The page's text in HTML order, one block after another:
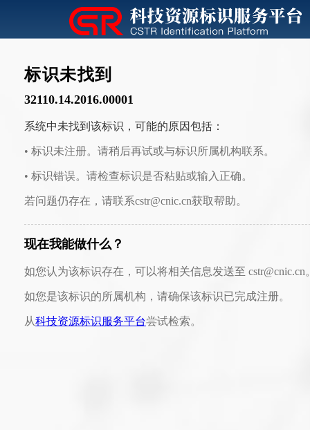
标识未找到
32110.14.2016.00001
系统中未找到该标识，可能的原因包括：
• 标识未注册。请稍后再试或与标识所属机构联系。
• 标识错误。请检查标识是否粘贴或输入正确。
若问题仍存在，请联系cstr@cnic.cn获取帮助。
现在我能做什么？
如您认为该标识存在，可以将相关信息发送至 cstr@cnic.cn
如您是该标识的所属机构，请确保该标识已完成注册。
从科技资源标识服务平台尝试检索。